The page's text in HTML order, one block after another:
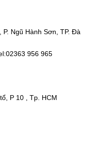
Ngũ Hành Sơn, TP. Đà
956 965
P 10 , Tp. HCM